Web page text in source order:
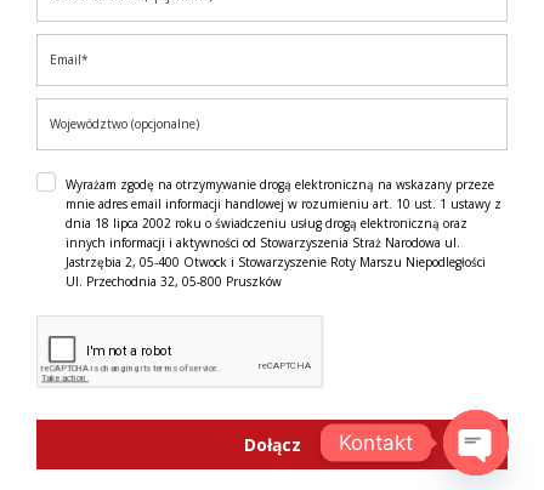
Wyrażam zgodę na otrzymywanie drogą elektroniczną na wskazany przeze
mnie adres email informacji handlowej w rozumieniu art. 10 ust. 1 ustawy z
dnia 18 lipca 2002 roku o świadczeniu usług drogą elektroniczną oraz
innych informacji i aktywności od Stowarzyszenia Straż Narodowa ul.
Jastrzębia 2, 05-400 Otwock i Stowarzyszenie Roty Marszu Niepodległości
Ul. Przechodnia 32, 05-800 Pruszków
Dołącz Kontakt